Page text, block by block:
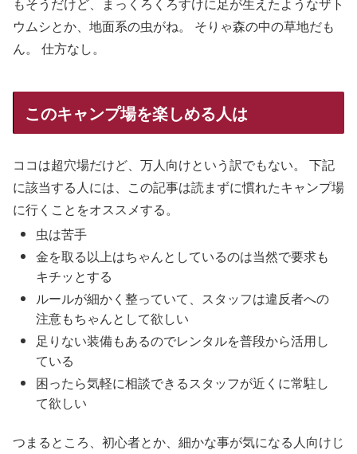
もそうだけど、まっくろくろすけに足が生えたようなザト
ウムシとか、地面系の虫がね。 そりゃ森の中の草地だも
ん。 仕方なし。
このキャンプ場を楽しめる人は
ココは超穴場だけど、万人向けという訳でもない。 下記
に該当する人には、この記事は読まずに慣れたキャンプ場
に行くことをオススメする。
虫は苦手
金を取る以上はちゃんとしているのは当然で要求も
キチッとする
ルールが細かく整っていて、スタッフは違反者への
注意もちゃんとして欲しい
足りない装備もあるのでレンタルを普段から活用し
ている
困ったら気軽に相談できるスタッフが近くに常駐し
て欲しい
つまるところ、初心者とか、細かな事が気になる人向けじ